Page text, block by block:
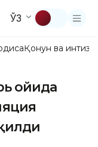
ЎЗ
Қонун ва
ойида